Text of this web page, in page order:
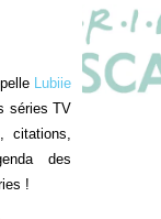
Lubiie
séries TV
citations,
des
!